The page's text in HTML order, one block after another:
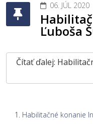
06. JÚL 2020
Ľuboša
Čítať ďalej:
Habilitačné konanie